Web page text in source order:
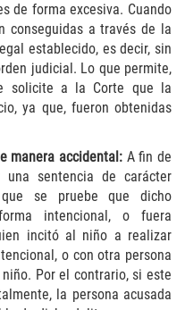
Motor Vehicle
License
de forma excesiva. Cuando
conseguidas a través de la
establecido, es decir, sin
judicial. Lo que permite,
solicite a la Corte que la
ya que, fueron obtenidas
manera accidental: A fin de
sentencia de carácter
se pruebe que dicho
intencional, o fuera
incitó al niño a realizar
o con otra persona
Por el contrario, si este
la persona acusada